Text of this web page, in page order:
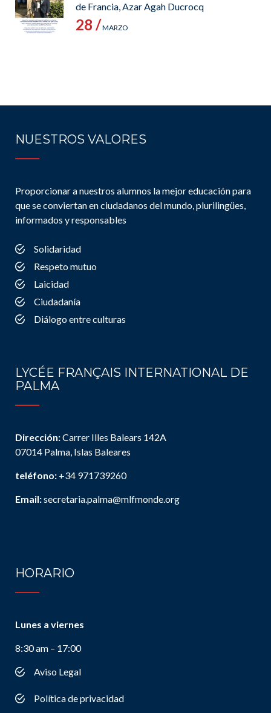
de Francia, Azar Agah Ducrocq
28 /MARZO
NUESTROS VALORES
Proporcionar a nuestros alumnos la mejor educación para
que se conviertan en ciudadanos del mundo, plurilingües,
informados y responsables
Solidaridad
Respeto mutuo
Laicidad
Ciudadanía
Diálogo entre culturas
LYCÉE FRANÇAIS INTERNATIONAL DE
PALMA
Dirección:Carrer Illes Balears 142A
07014 Palma, Islas Baleares
teléfono: +34 971739260
Email:secretaria.palma@mlfmonde.org
HORARIO
Lunes a viernes
8:30 am – 17:00
Aviso Legal
Política de privacidad